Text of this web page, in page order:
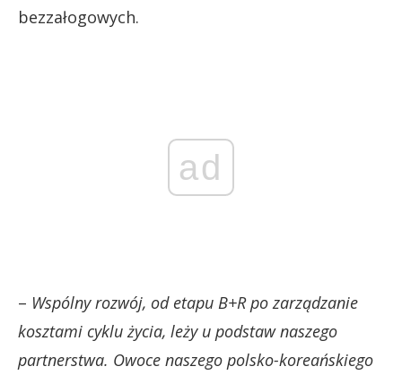
bezzałogowych.
ad
– Wspólny rozwój, od etapu B+R po zarządzanie
kosztami cyklu życia, leży u podstaw naszego
partnerstwa. Owoce naszego polsko-koreańskiego